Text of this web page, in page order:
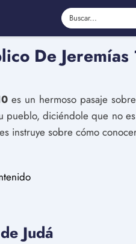
De Jeremías
es un hermoso pasaje
pueblo, diciéndole que no
instruye sobre cómo
Judá